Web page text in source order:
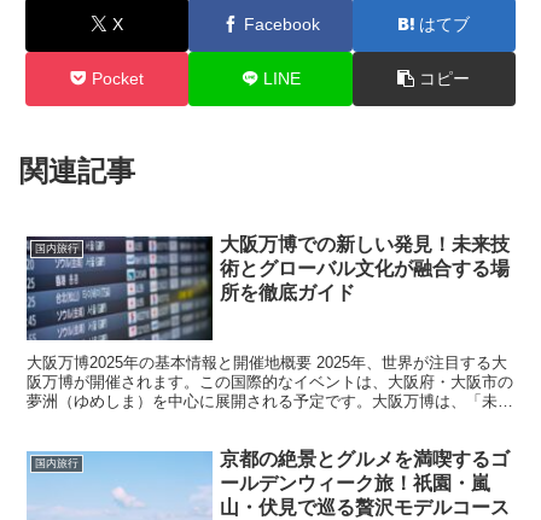
X Facebook はてブ
Pocket LINE コピー
関連記事
国内旅行
大阪万博での新しい発見！未来技
術とグローバル文化が融合する場
所を徹底ガイド
大阪万博2025年の基本情報と開催地概要 2025年、世界が注目する大
阪万博が開催されます。この国際的なイベントは、大阪府・大阪市の
夢洲（ゆめしま）を中心に展開される予定です。大阪万博は、「未来
国内旅行
京都の絶景とグルメを満喫するゴ
ールデンウィーク旅！祇園・嵐
山・伏見で巡る贅沢モデルコース